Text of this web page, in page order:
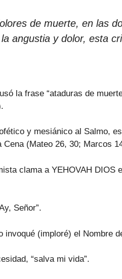
de muerte, en las
angustia y dolor, esta
la frase “ataduras de
y mesiánico al Salmo,
(Mateo 26, 30; Marcos
clama a YEHOVAH DIOS
Señor”.
invoqué (imploré) el Nombre
“salva mi vida”.